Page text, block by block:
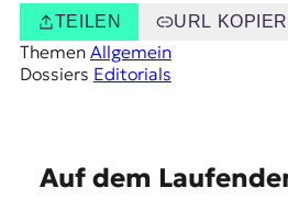
TEILEN URL
Themen Allgemein
Dossiers Editorials
Auf dem